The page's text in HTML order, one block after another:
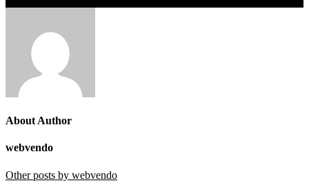
About Author
webvendo
Other posts by webvendo